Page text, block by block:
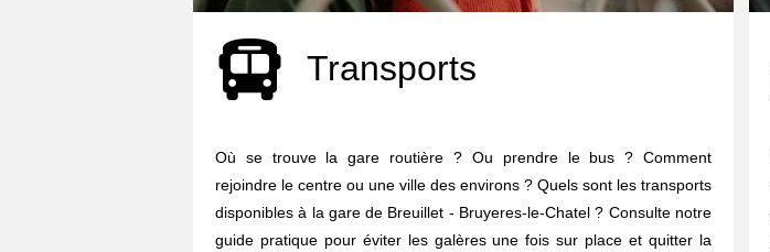
Transports
Où se trouve la gare routière ? Ou prendre le bus ? Comment
rejoindre le centre ou une ville des environs ? Quels sont les transports
disponibles à la gare de Breuillet - Bruyeres-le-Chatel ? Consulte notre
guide pratique pour éviter les galères une fois sur place et quitter la